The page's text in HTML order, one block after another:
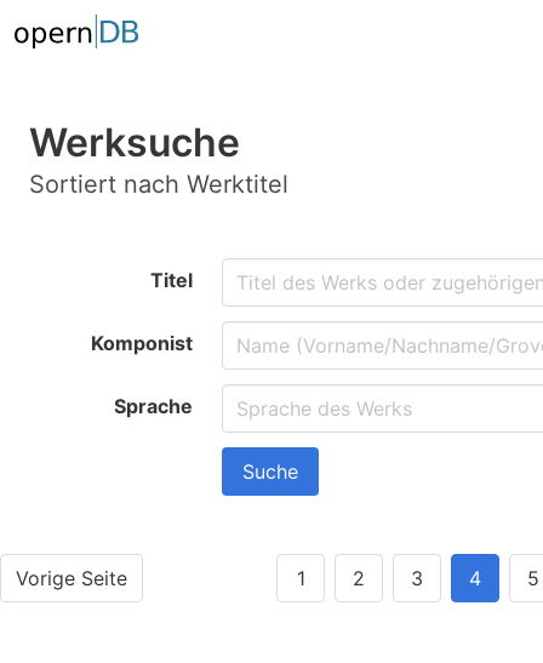
Werksuche
Sortiert nach Werktitel
Titel
Komponist
Sprache
Suche
Vorige Seite 1 2 3 4 5